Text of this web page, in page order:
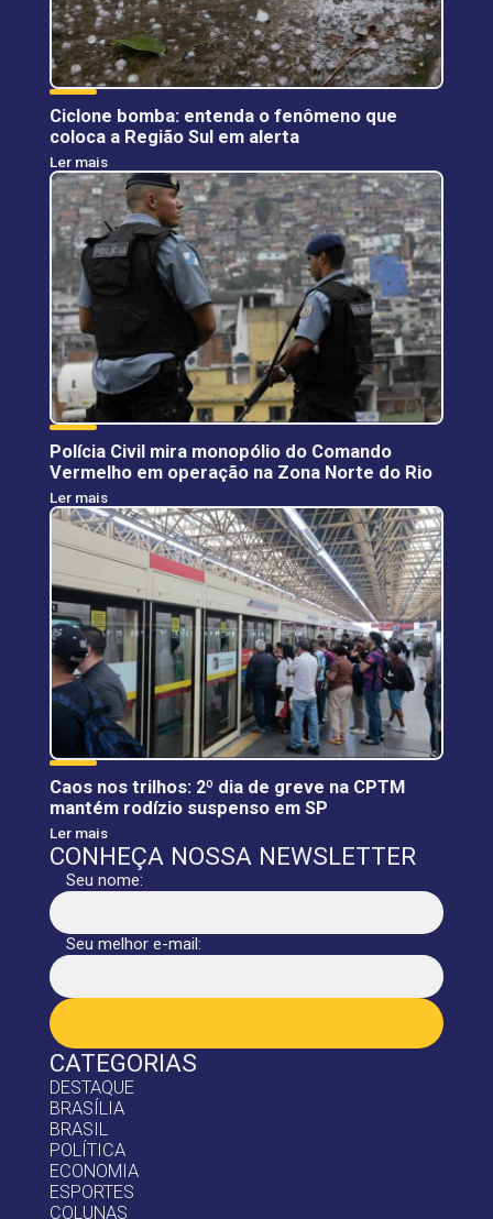
CATEGORIAS
DESTAQUE
BRASÍLIA
BRASIL
POLÍTICA
ECONOMIA
ESPORTES
COLUNAS
Ciclone bomba: entenda o fenômeno que
coloca a Região Sul em alerta
Ler mais
Polícia Civil mira monopólio do Comando
Vermelho em operação na Zona Norte do Rio
Ler mais
Caos nos trilhos: 2º dia de greve na CPTM
mantém rodízio suspenso em SP
Ler mais
CONHEÇA NOSSA NEWSLETTER
Seu nome:
Seu melhor e-mail: